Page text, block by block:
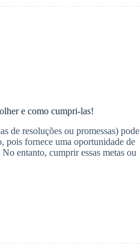
e como cumpri-las!
de resoluções ou promessas) pode
pois fornece uma oportunidade de
entanto, cumprir essas metas ou